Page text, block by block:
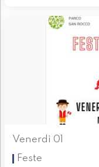
Venerdì 01
Feste